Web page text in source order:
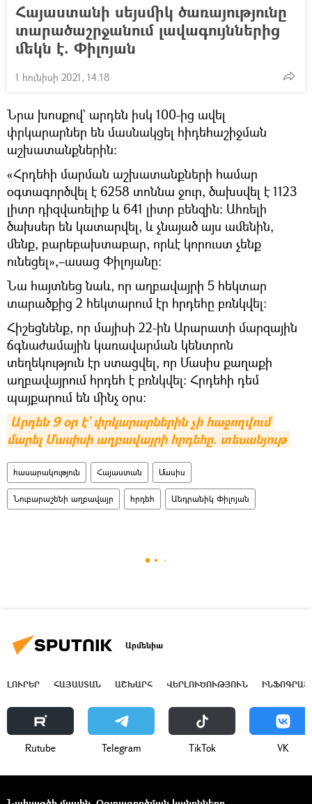
Հայաստանի սեյսմիկ ծառայությունը
տարածաշրջանում լավագույններից
մեկն է. Փիլոյան
1 հունիսի 2021, 14:18
Նրա խոսքով` արդեն իսկ 100-ից ավել
փրկարարներ են մասնակցել հիդեհաշիջման
աշխատանքներին։
«Հրդեհի մարման աշխատանքների համար
օգտագործվել է 6258 տոննա ջուր, ծախսվել է 1123
լիտր դիզվառելիք և 641 լիտր բենզին։ Ահռելի
ծախսեր են կատարվել, և չնայած այս ամենին,
մենք, բարեբախտաբար, որևէ կորուստ չենք
ունեցել»,–ասաց Փիլոյանը։
Նա հայտնեց նաև, որ աղբավայրի 5 հեկտար
տարածքից 2 հեկտարում էր հրդեհը բռնկվել։
Հիշեցնենք, որ մայիսի 22-ին Արարատի մարզային
ճգնաժամային կառավարման կենտրոն
տեղեկություն էր ստացվել, որ Մասիս քաղաքի
աղբավայրում հրդեհ է բռնկվել: Հրդեհի դեմ
պայքարում են մինչ օրս։
Արդեն 9 օր է` փրկարարներին չի հաջողվում
մարել Մասիսի աղբավայրի հրդեհը. տեսանյութ
հասարակություն Հայաստան Մասիս
Նուբարաշենի աղբավայր հրդեհ Անդրանիկ Փիլոյան
Արմենիա
ԼՈՒՐԵՐ ՀԱՅԱՍՏԱՆ ԱՇԽԱՐՀ ՎԵՐԼՈՒԾՈՒԹՅՈՒՆ
Rutube Telegram ТikТоk VK